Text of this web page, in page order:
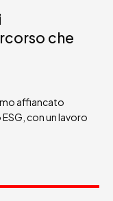
che
affiancato
con un lavoro